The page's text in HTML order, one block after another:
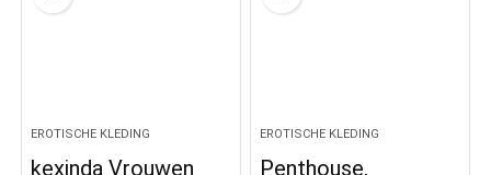
EROTISCHE KLEDING
kexinda Vrouwen
EROTISCHE KLEDING
Penthouse,